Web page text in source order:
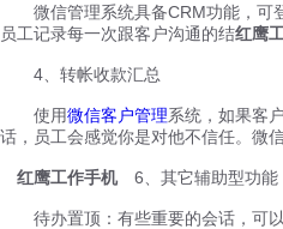
微信管理系统具备CRM功能，可登
员工记录每一次跟客户沟通的结红鹰
4、转帐收款汇总
使用微信客户管理系统，如果客
话，员工会感觉你是对他不信任。微
红鹰工作手机6、其它辅助型功能
待办置顶：有些重要的会话，可以